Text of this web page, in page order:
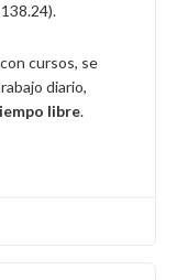
cursos, se
diario,
libre.